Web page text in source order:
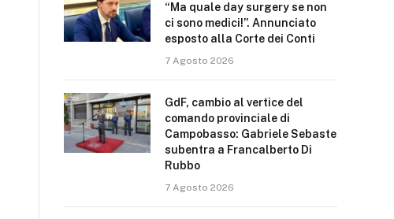
“Ma quale day surgery se non
ci sono medici!”. Annunciato
esposto alla Corte dei Conti
7 Agosto 2026
GdF, cambio al vertice del
comando provinciale di
Campobasso: Gabriele Sebaste
subentra a Francalberto Di
Rubbo
7 Agosto 2026